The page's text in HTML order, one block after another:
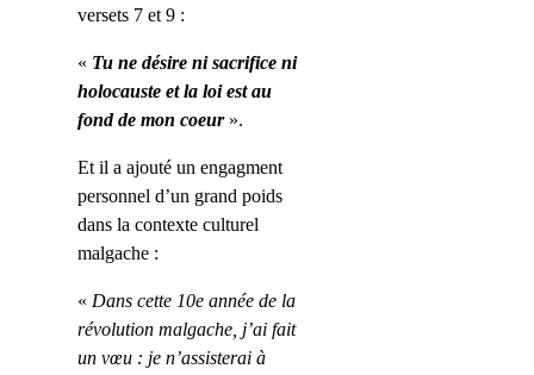
versets 7 et 9 :
« Tu ne désire ni sacrifice ni
holocauste et la loi est au
fond de mon coeur».
Et il a ajouté un engagment
personnel d’un grand poids
dans la contexte culturel
malgache :
« Dans cette 10eannée de la
révolution malgache, j’ai fait
un vœu : je n’assisterai à